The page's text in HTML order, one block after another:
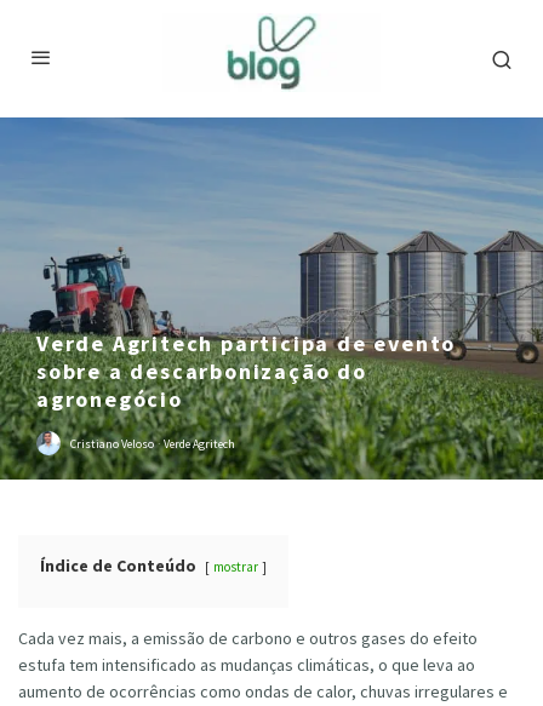
Verde Agritech participa de evento
sobre a descarbonização do
agronegócio
Cristiano Veloso · Verde Agritech
Índice de Conteúdo mostrar
Cada vez mais, a emissão de carbono e outros gases do efeito
estufa tem intensificado as mudanças climáticas, o que leva ao
aumento de ocorrências como ondas de calor, chuvas irregulares e